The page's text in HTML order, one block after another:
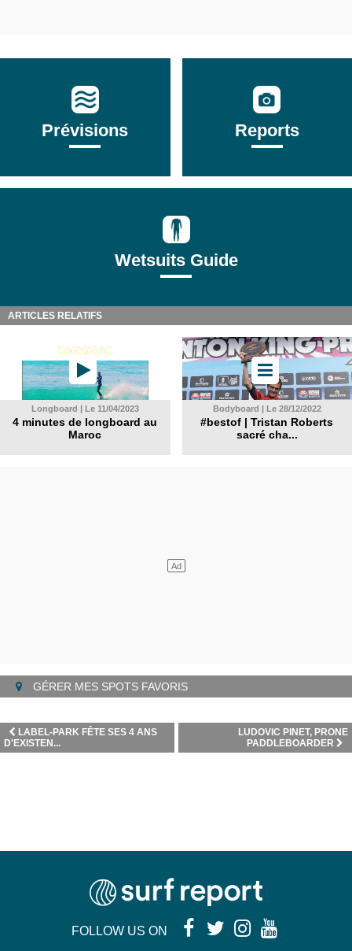
Prévisions Reports
Wetsuits Guide
ARTICLES RELATIFS
Longboard | Le 11/04/2023
4 minutes de longboard au
Maroc
Bodyboard | Le 28/12/2022
#bestof | Tristan Roberts
sacré cha...
GÉRER MES SPOTS FAVORIS
LUDOVIC PINET, PRONE
PADDLEBOARDER
LABEL-PARK FÊTE SES 4 ANS
D'EXISTEN...
FOLLOW US ON